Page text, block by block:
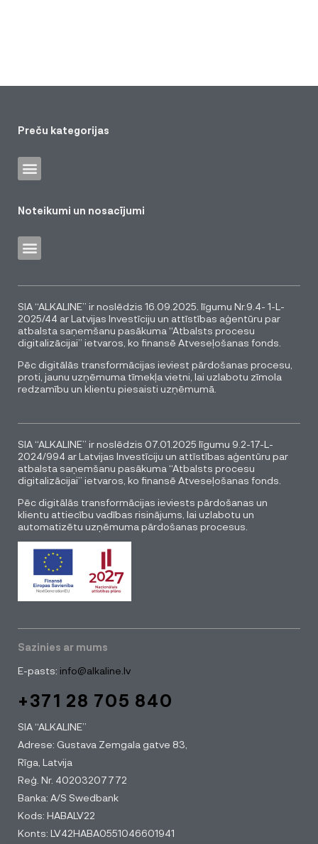
Preču kategorijas
Noteikumi un nosacījumi
SIA “ALKALINE” ir noslēdzis 16.09.2025. līgumu Nr.9.4- 1-L-
2025/44 ar Latvijas Investīciju un attīstības aģentūru par
atbalsta saņemšanu pasākuma “Atbalsts procesu
digitalizācijai” ietvaros, ko finansē Atveseļošanas fonds.
Pēc digitālās transformācijas ieviest pārdošanas procesu,
proti, jaunu uzņēmuma tīmekļa vietni, lai uzlabotu zīmola
redzamību un klientu piesaisti uzņēmumā.
SIA “ALKALINE” ir noslēdzis 07.01.2025 līgumu 9.2-17-L-
2024/994 ar Latvijas Investīciju un attīstības aģentūru par
atbalsta saņemšanu pasākuma “Atbalsts procesu
digitalizācijai” ietvaros, ko finansē Atveseļošanas fonds.
Pēc digitālās transformācijas ieviests pārdošanas un
klientu attiecību vadības risinājums, lai uzlabotu un
automatizētu uzņēmuma pārdošanas procesus.
Sazinies ar mums
E-pasts: info@alkaline.lv
+371 28 705 840
SIA “ALKALINE”
Adrese: Gustava Zemgala gatve 83,
Rīga, Latvija
Reģ. Nr. 40203207772
Banka: A/S Swedbank
Kods: HABALV22
Konts: LV42HABA0551046601941